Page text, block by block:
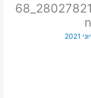
121297414_2802782186623210_68